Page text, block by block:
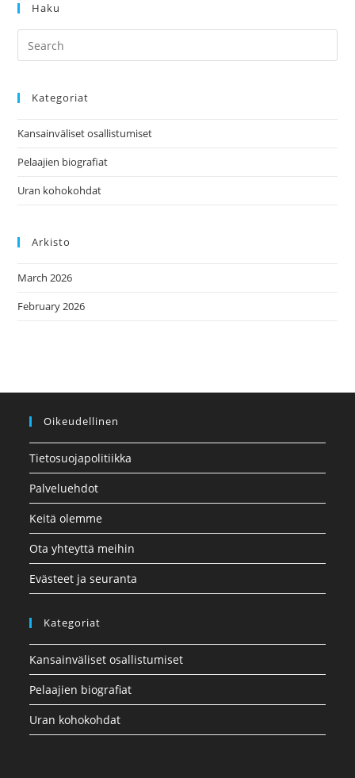
Haku
Kategoriat
Kansainväliset osallistumiset
Pelaajien biografiat
Uran kohokohdat
Arkisto
March 2026
February 2026
Oikeudellinen
Tietosuojapolitiikka
Palveluehdot
Keitä olemme
Ota yhteyttä meihin
Evästeet ja seuranta
Kategoriat
Kansainväliset osallistumiset
Pelaajien biografiat
Uran kohokohdat